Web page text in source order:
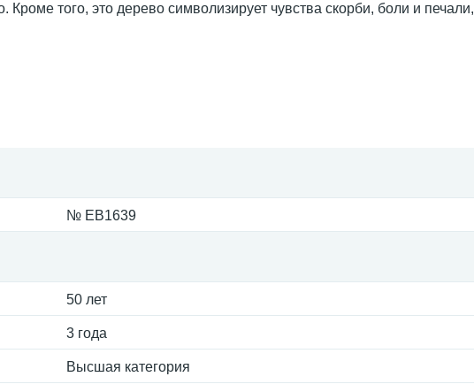
того, это дерево символизирует чувства скорби, боли и печали,
№ EB1639
50 лет
3 года
Высшая категория